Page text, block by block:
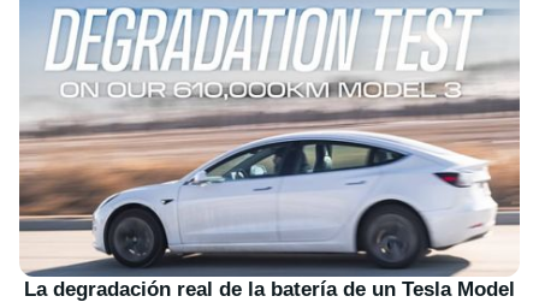
La degradación real de la batería de un Tesla Model